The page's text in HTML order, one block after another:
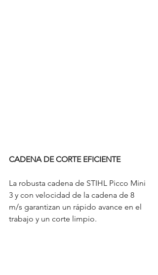
CADENA DE CORTE EFICIENTE
La robusta cadena de STIHL Picco Mini
3 y con velocidad de la cadena de 8
m/s garantizan un rápido avance en el
trabajo y un corte limpio.